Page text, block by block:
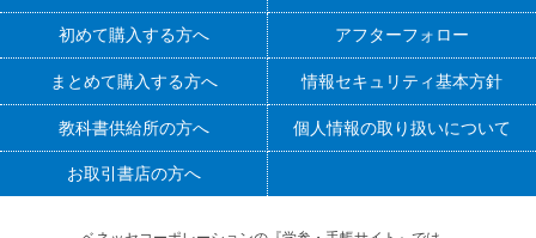
初めて購入する方へ アフターフォロー
まとめて購入する方へ 情報セキュリティ基本方針
教科書供給所の方へ 個人情報の取り扱いについて
お取引書店の方へ